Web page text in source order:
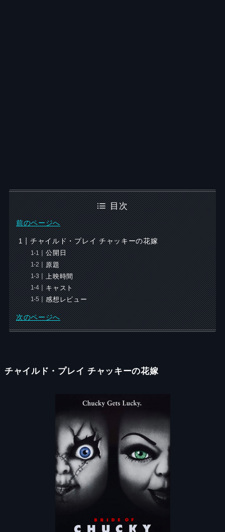
目次
前のページへ
チャイルド・プレイ チャッキーの花嫁
公開日
原題
上映時間
キャスト
感想レビュー
次のページへ
チャイルド・プレイ チャッキーの花嫁